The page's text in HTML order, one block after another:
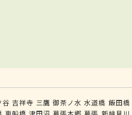
谷 吉祥寺 三鷹 御茶ノ水 水道橋 飯田橋